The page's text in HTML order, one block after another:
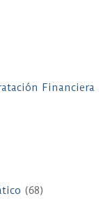
Financiera
(68)